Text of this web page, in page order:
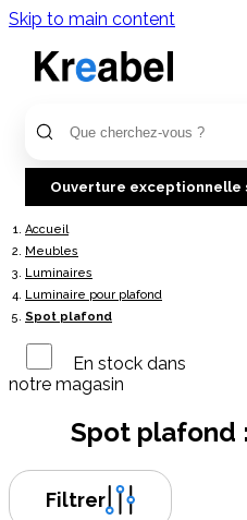
Skip to main content
Ouverture exceptionnelle
Accueil
Meubles
Luminaires
Luminaire pour plafond
Spot plafond
En stock dans
notre magasin
Spot plafond :
Filtrer